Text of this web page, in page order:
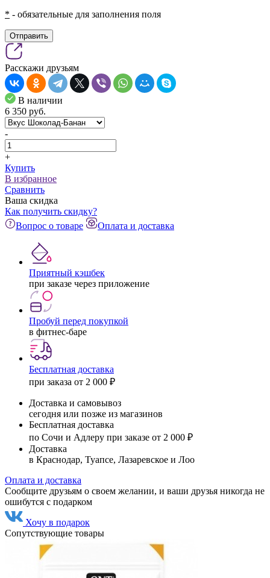
* - обязательные для заполнения поля
Отправить
Расскажи друзьям
В наличии
6 350 pуб.
-
+
Купить
В избранное
Сравнить
Ваша скидка
Как получить скидку?
Вопрос о товаре
Оплата и доставка
Приятный кэшбек
при заказе через приложение
Пробуй перед покупкой
в фитнес-баре
Бесплатная доставка
при заказа от 2 000 ₽
Доставка и самовывоз
сегодня или позже из магазинов
Бесплатная доставка
по Сочи и Адлеру при заказе от 2 000 ₽
Доставка
в Краснодар, Туапсе, Лазаревское и Лоо
Оплата и доставка
Сообщите друзьям о своем желании, и ваши друзья никогда не
ошибутся с подарком
Хочу в подарок
Сопутствующие товары